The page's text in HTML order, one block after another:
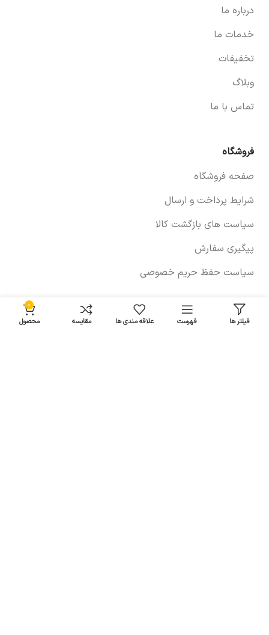
درباره ما
خدمات ما
تخفیفات
وبلاگ
تماس با ما
فروشگاه
صفحه فروشگاه
شرایط پرداخت و ارسال
سیاست های بازگشت کالا
پیگیری سفارش
سیاست حفظ حریم خصوصی
خودروها
فیلتر ها فهرست علاقه مندی ها مقایسه
0
محصول